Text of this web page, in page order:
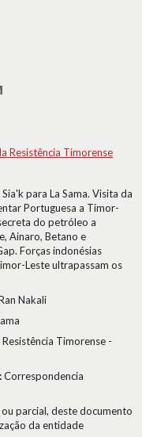
Resistência Timorense
para La Sama. Visita da
Portuguesa a Timor-
do petróleo a
Ainaro, Betano e
Forças indonésias
Leste ultrapassam os
Nakali
Timorense -
Correspondencia
parcial, deste documento
da entidade